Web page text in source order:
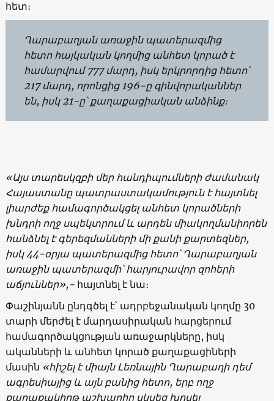
հետ։
Ղարաբաղյան առաջին պատերազմից
հետո հայկական կողմից անհետ կորած է
համարվում 777 մարդ, իսկ երկրորդից հետո՝
217 մարդ, որոնցից 196-ը զինվորականներ
են, իսկ 21-ը՝ քաղաքացիական անձինք։
«Այս տարեսկզբի մեր հանդիպումների ժամանակ
Հայաստանը պատրաստակամություն է հայտնել
լիարժեք համագործակցել անհետ կորածների
խնդրի ողջ սպեկտրում և արդեն միակողմանիորեն
հանձնել է գերեզմանների մի քանի քարտեզներ,
իսկ 44-օրյա պատերազմից հետո՝ Ղարաբաղյան
առաջին պատերազմի՝ հարյուրավոր զոհերի
աճյուններ»,-հայտնել է նա։
Փաշինյանն ընդգծել է՝ ադրբեջանական կողմը 30
տարի մերժել է մարդասիրական հարցերում
համագործակցության առաջարկները, իսկ
ականների և անհետ կորած քաղաքացիների
մասին «հիշել է միայն Լեռնային Ղարաբաղի դեմ
ագրեսիայից և այն բանից հետո, երբ ողջ
քաղաքակիրթ աշխարհը սկսեց խոսել